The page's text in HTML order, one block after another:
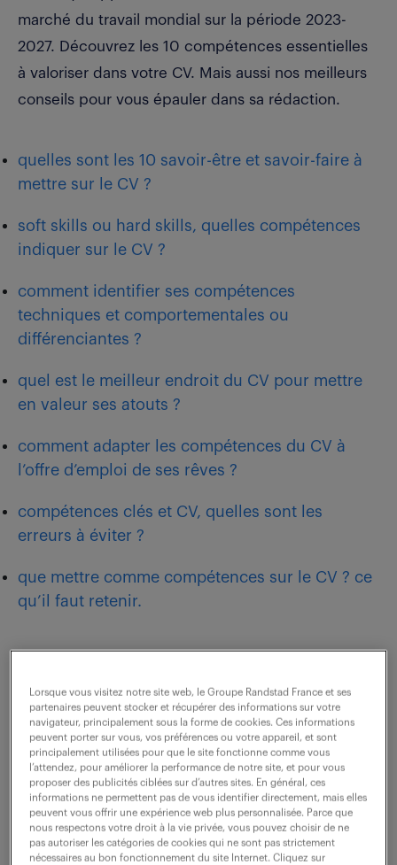
marché du travail mondial sur la période 2023-
2027. Découvrez les 10 compétences essentielles
à valoriser dans votre CV. Mais aussi nos meilleurs
conseils pour vous épauler dans sa rédaction.
quelles sont les 10 savoir-être et savoir-faire à
mettre sur le CV ?
soft skills ou hard skills, quelles compétences
indiquer sur le CV ?
comment identifier ses compétences
techniques et comportementales ou
différenciantes ?
quel est le meilleur endroit du CV pour mettre
en valeur ses atouts ?
comment adapter les compétences du CV à
l’offre d’emploi de ses rêves ?
compétences clés et CV, quelles sont les
erreurs à éviter ?
que mettre comme compétences sur le CV ? ce
qu’il faut retenir.
savoir-faire à mettre sur le CV ?
Lorsque vous visitez notre site web, le Groupe Randstad France et ses
partenaires peuvent stocker et récupérer des informations sur votre
navigateur, principalement sous la forme de cookies. Ces informations
peuvent porter sur vous, vos préférences ou votre appareil, et sont
principalement utilisées pour que le site fonctionne comme vous
l’attendez, pour améliorer la performance de notre site, et pour vous
proposer des publicités ciblées sur d’autres sites. En général, ces
informations ne permettent pas de vous identifier directement, mais elles
peuvent vous offrir une expérience web plus personnalisée. Parce que
nous respectons votre droit à la vie privée, vous pouvez choisir de ne
pas autoriser les catégories de cookies qui ne sont pas strictement
nécessaires au bon fonctionnement du site Internet. Cliquez sur